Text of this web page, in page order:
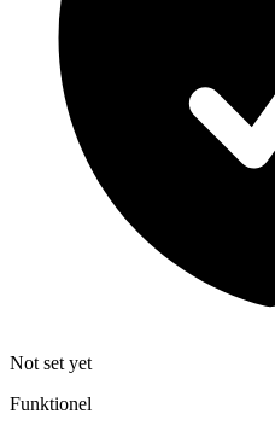
Not set yet
Funktionel